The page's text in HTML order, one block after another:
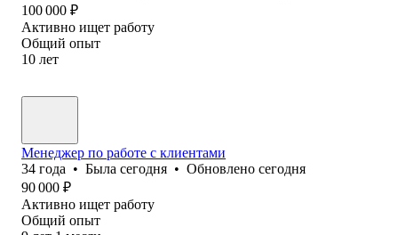
100 000 ₽
Активно ищет работу
Общий опыт
10 лет
Менеджер по работе с клиентами
34 года • Была сегодня • Обновлено сегодня
90 000 ₽
Активно ищет работу
Общий опыт